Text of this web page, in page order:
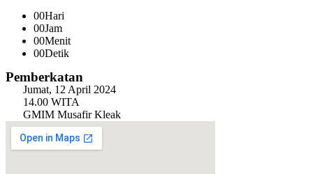
00Hari
00Jam
00Menit
00Detik
Pemberkatan
Jumat, 12 April 2024
14.00 WITA
GMIM Musafir Kleak